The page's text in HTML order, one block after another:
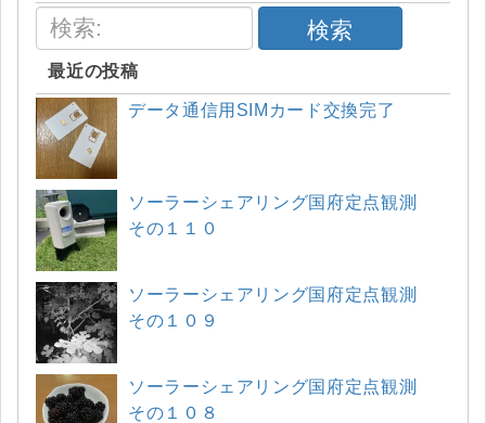
検索
最近の投稿
データ通信用SIMカード交換完了
ソーラーシェアリング国府定点観測
その１１０
ソーラーシェアリング国府定点観測
その１０９
ソーラーシェアリング国府定点観測
その１０８